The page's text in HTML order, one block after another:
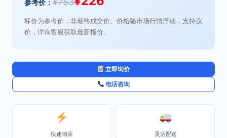
参考价：
标价为参考价，非最终成交价。价格随市场行情浮动，支持议
价，详询客服获取最新报价。
立即询价
电话咨询
快速响应 灵活配送